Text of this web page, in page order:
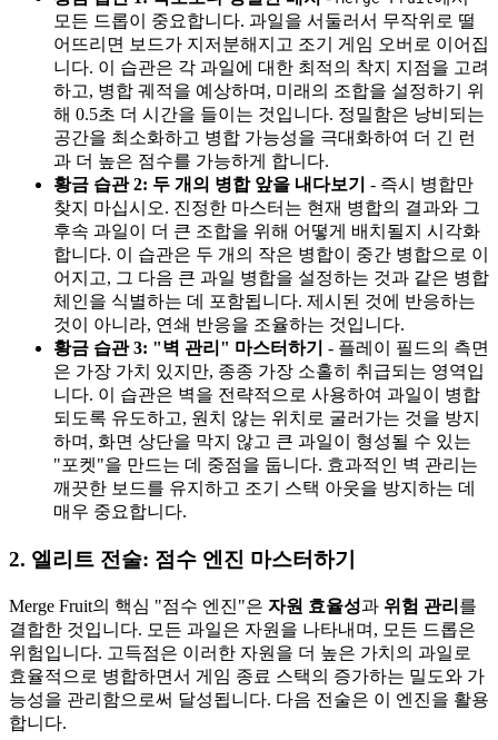
모든 드롭이 중요합니다. 과일을 서둘러서 무작위로 떨
어뜨리면 보드가 지저분해지고 조기 게임 오버로 이어집
니다. 이 습관은 각 과일에 대한 최적의 착지 지점을 고려
하고, 병합 궤적을 예상하며, 미래의 조합을 설정하기 위
해 0.5초 더 시간을 들이는 것입니다. 정밀함은 낭비되는
공간을 최소화하고 병합 가능성을 극대화하여 더 긴 런
과 더 높은 점수를 가능하게 합니다.
황금 습관 2: 두 개의 병합 앞을 내다보기 - 즉시 병합만
찾지 마십시오. 진정한 마스터는 현재 병합의 결과와 그
후속 과일이 더 큰 조합을 위해 어떻게 배치될지 시각화
합니다. 이 습관은 두 개의 작은 병합이 중간 병합으로 이
어지고, 그 다음 큰 과일 병합을 설정하는 것과 같은 병합
체인을 식별하는 데 포함됩니다. 제시된 것에 반응하는
것이 아니라, 연쇄 반응을 조율하는 것입니다.
황금 습관 3: "벽 관리" 마스터하기 - 플레이 필드의 측면
은 가장 가치 있지만, 종종 가장 소홀히 취급되는 영역입
니다. 이 습관은 벽을 전략적으로 사용하여 과일이 병합
되도록 유도하고, 원치 않는 위치로 굴러가는 것을 방지
하며, 화면 상단을 막지 않고 큰 과일이 형성될 수 있는
"포켓"을 만드는 데 중점을 둡니다. 효과적인 벽 관리는
깨끗한 보드를 유지하고 조기 스택 아웃을 방지하는 데
매우 중요합니다.
2. 엘리트 전술: 점수 엔진 마스터하기
Merge Fruit의 핵심 "점수 엔진"은 자원 효율성과 위험 관리 를
결합한 것입니다. 모든 과일은 자원을 나타내며, 모든 드롭은
위험입니다. 고득점은 이러한 자원을 더 높은 가치의 과일로
효율적으로 병합하면서 게임 종료 스택의 증가하는 밀도와 가
능성을 관리함으로써 달성됩니다. 다음 전술은 이 엔진을 활용
합니다.